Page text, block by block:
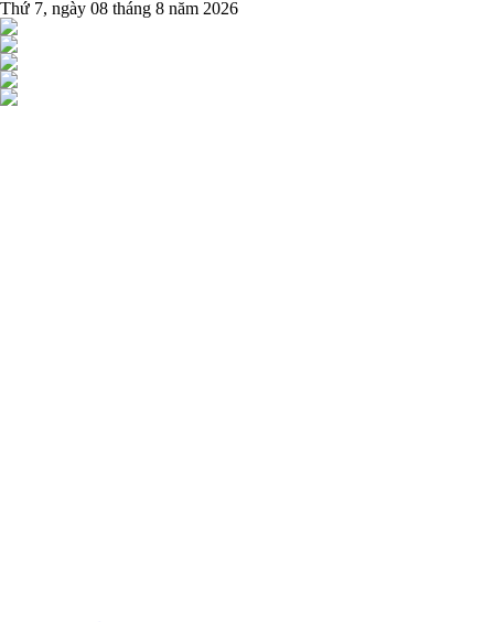
Thứ 7, ngày 08 tháng 8 năm 2026